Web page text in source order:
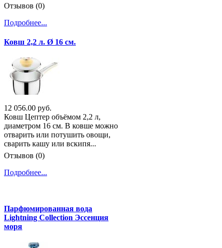
Отзывов (0)
Подробнее...
Ковш 2,2 л. Ø 16 см.
12 056.00 руб.
Ковш Цептер объёмом 2,2 л,
диаметром 16 см. В ковше можно
отварить или потушить овощи,
сварить кашу или вскипя...
Отзывов (0)
Подробнее...
Парфюмированная вода
Lightning Collection Эссенция
моря